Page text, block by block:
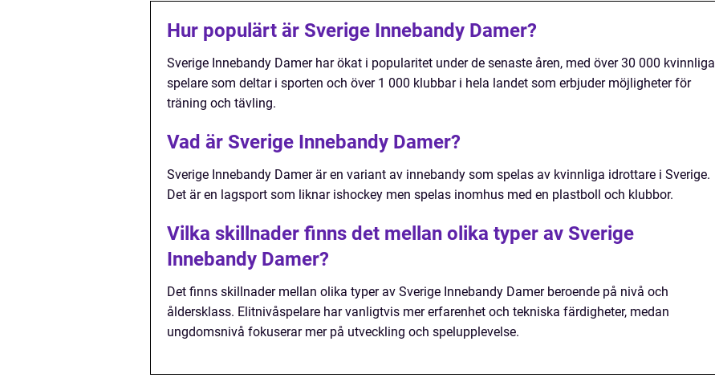
Hur populärt är Sverige Innebandy Damer?
Sverige Innebandy Damer har ökat i popularitet under de senaste åren, med över 30 000 kvinnliga
spelare som deltar i sporten och över 1 000 klubbar i hela landet som erbjuder möjligheter för
träning och tävling.
Vad är Sverige Innebandy Damer?
Sverige Innebandy Damer är en variant av innebandy som spelas av kvinnliga idrottare i Sverige.
Det är en lagsport som liknar ishockey men spelas inomhus med en plastboll och klubbor.
Vilka skillnader finns det mellan olika typer av Sverige
Innebandy Damer?
Det finns skillnader mellan olika typer av Sverige Innebandy Damer beroende på nivå och
åldersklass. Elitnivåspelare har vanligtvis mer erfarenhet och tekniska färdigheter, medan
ungdomsnivå fokuserar mer på utveckling och spelupplevelse.